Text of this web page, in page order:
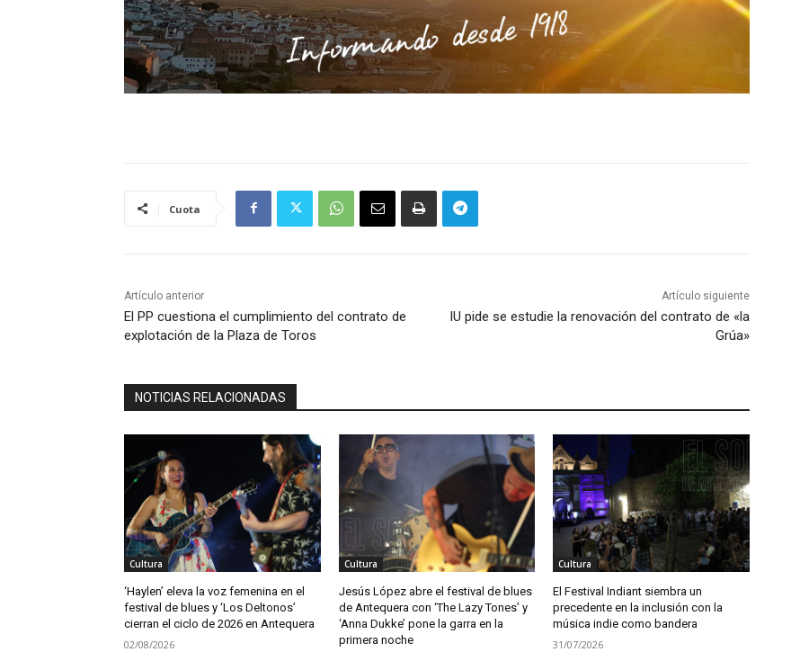
Cuota
Artículo anterior
El PP cuestiona el cumplimiento del contrato de
explotación de la Plaza de Toros
Artículo siguiente
IU pide se estudie la renovación del contrato de «la
Grúa»
NOTICIAS RELACIONADAS
Cultura
‘Haylen’ eleva la voz femenina en el
festival de blues y ‘Los Deltonos’
cierran el ciclo de 2026 en Antequera
02/08/2026
Cultura
Jesús López abre el festival de blues
de Antequera con ‘The Lazy Tones’ y
‘Anna Dukke’ pone la garra en la
primera noche
Cultura
El Festival Indiant siembra un
precedente en la inclusión con la
música indie como bandera
31/07/2026